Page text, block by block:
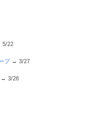
5/22
プ→ 3/27
→ 3/26